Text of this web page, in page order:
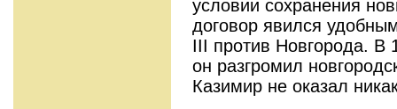
условии сохранения
договор явился
III против Новгорода. В
он разгромил
Казимир не оказал